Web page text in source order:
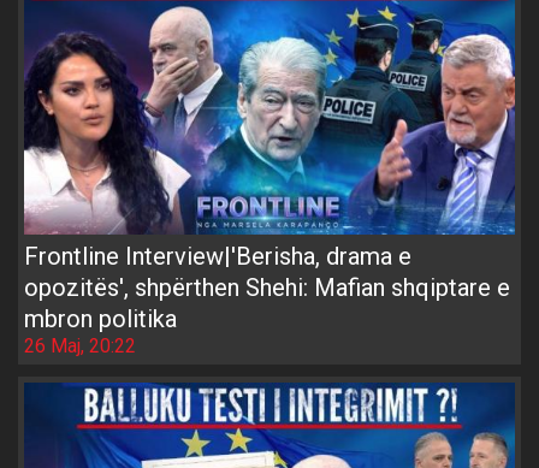
Frontline Interview|'Berisha, drama e
opozitës', shpërthen Shehi: Mafian shqiptare e
mbron politika
26 Maj, 20:22